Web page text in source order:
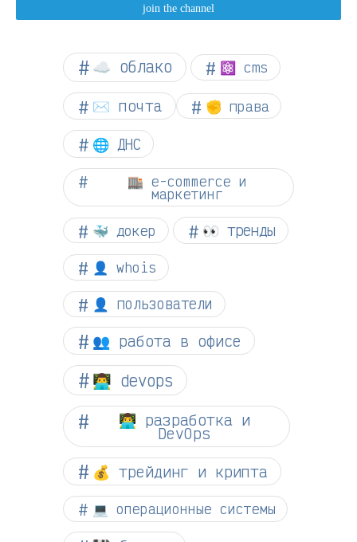
☁︎ облако ⚛ cms
✉️ почта ✊ права
🌐 ДНС
🏬 e-commerce и
маркетинг
🐳 докер 👀 тренды
👤 whois
👤 пользователи
👥 работа в офисе
👨‍💻 devops
👨‍💻 разработка и
DevOps
💰 трейдинг и крипта
💻 операционные системы